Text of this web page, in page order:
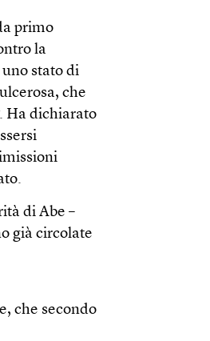
primo
la
stato di
che
Ha dichiarato
di Abe –
già circolate
che secondo